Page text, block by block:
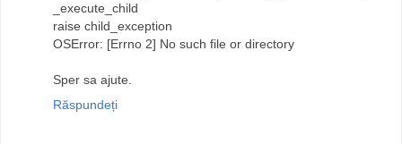
_execute_child
raise child_exception
OSError: [Errno 2] No such file or directory
Sper sa ajute.
Răspundeți